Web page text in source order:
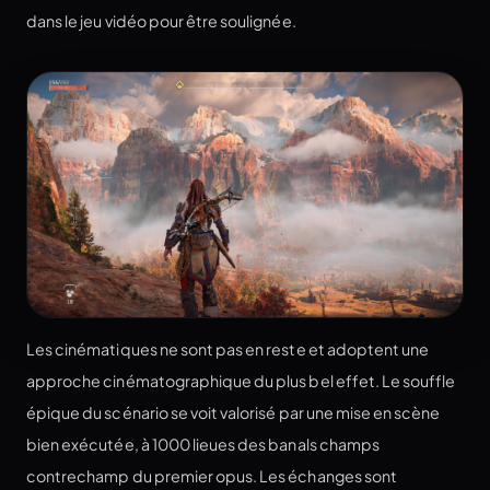
dans le jeu vidéo pour être soulignée.
Les cinématiques ne sont pas en reste et adoptent une
approche cinématographique du plus bel effet. Le souffle
épique du scénario se voit valorisé par une mise en scène
bien exécutée, à 1000 lieues des banals champs
contrechamp du premier opus. Les échanges sont